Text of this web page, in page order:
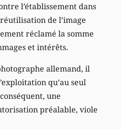
l’établissement dans
de l’image
réclamé la somme
et intérêts.
allemand, il
qu’au seul
une
préalable, viole